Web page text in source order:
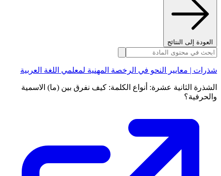
العودة إلى النتائج
شذرات | معايير النحو في الرخصة المهنية لمعلمي اللغة العربية
الشذرة الثانية عشرة: أنواع الكلمة: كيف نفرق بين (ما) الاسمية
والحرفية؟